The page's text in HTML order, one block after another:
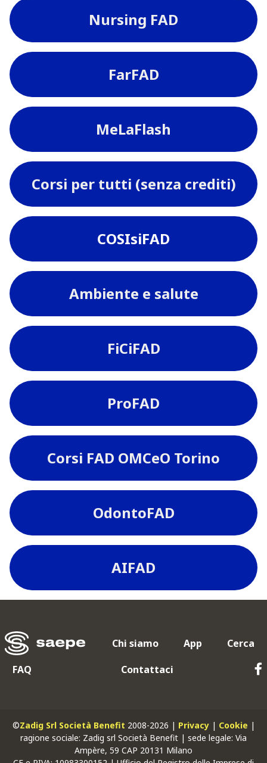
Nursing FAD
FarFAD
MeLaFlash
Corsi per tutti (senza crediti)
COSIsiFAD
Ambiente e salute
FiCiFAD
ProFAD
Corsi FAD OMCeO Torino
OdontoFAD
AIFAD
Chi siamo App
Cerca
FAQ
Contattaci
©Zadig Srl Società Benefit 2008-2026 | Privacy| Cookie |
ragione sociale: Zadig srl Società Benefit | sede legale: Via
Ampère, 59 CAP 20131 Milano